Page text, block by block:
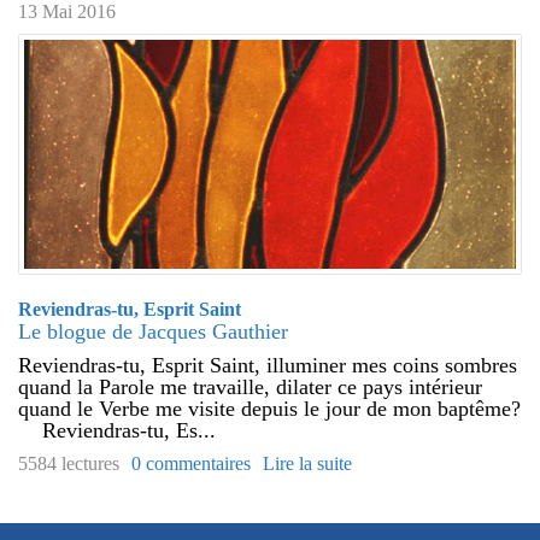
13 Mai 2016
Reviendras-tu, Esprit Saint
Le blogue de Jacques Gauthier
Reviendras-tu, Esprit Saint, illuminer mes coins sombres
quand la Parole me travaille, dilater ce pays intérieur
quand le Verbe me visite depuis le jour de mon baptême?
Reviendras-tu, Es...
5584 lectures 0 commentaires Lire la suite